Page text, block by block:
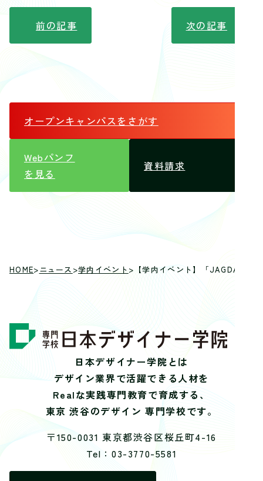
前の記事 次の記事
オープンキャンパスをさがす
Webパンフ
を見る
資料請求
HOME>ニュース >学内イベント > 【学内イベント】「JAGDA学
日本デザイナー学院とは
デザイン業界で活躍できる人材を
Realな実践専門教育で育成する、
東京 渋谷のデザイン 専門学校です。
〒150-0031 東京都渋谷区桜丘町4-16
Tel：03-3770-5581